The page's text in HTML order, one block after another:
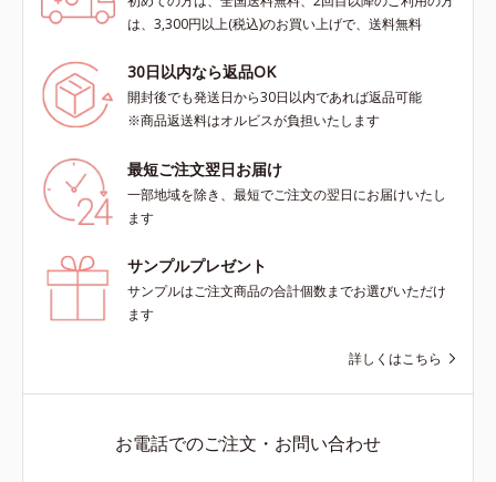
は、3,300円以上(税込)のお買い上げで、送料無料
30日以内なら返品OK
開封後でも発送日から30日以内であれば返品可能
※商品返送料はオルビスが負担いたします
最短ご注文翌日お届け
一部地域を除き、最短でご注文の翌日にお届けいたし
ます
サンプルプレゼント
サンプルはご注文商品の合計個数までお選びいただけ
ます
詳しくはこちら
お電話でのご注文・お問い合わせ